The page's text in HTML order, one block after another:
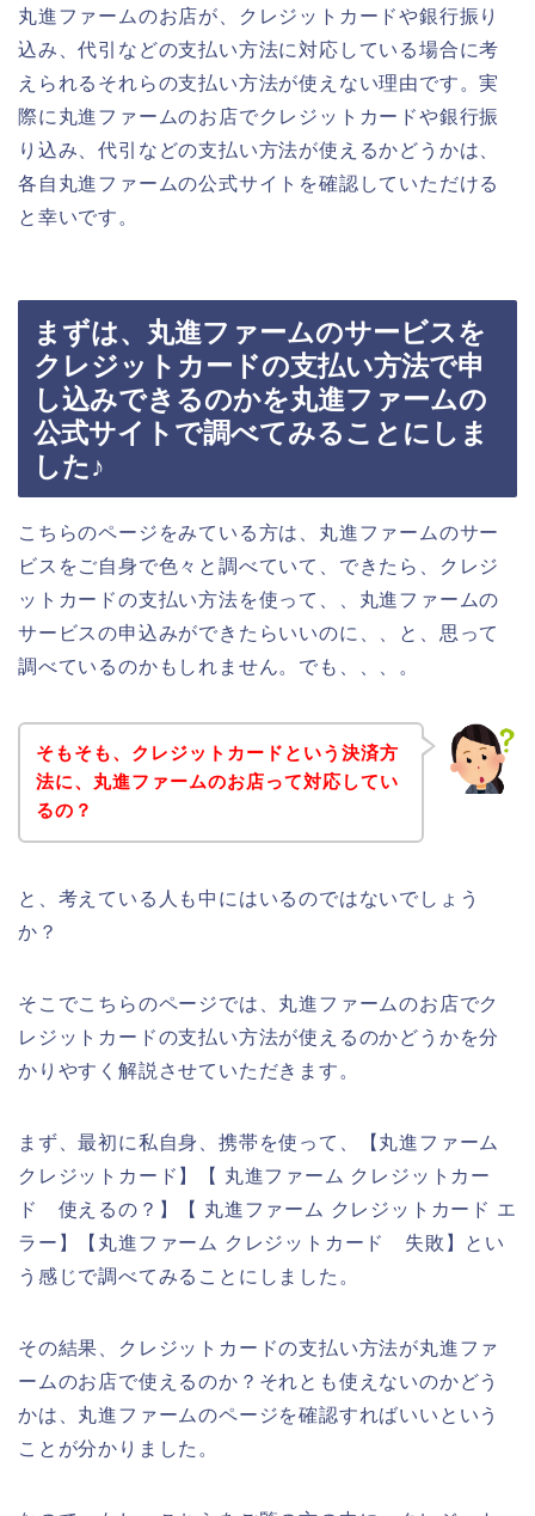
丸進ファームのお店が、クレジットカードや銀行振り
込み、代引などの支払い方法に対応している場合に考
えられるそれらの支払い方法が使えない理由です。実
際に丸進ファームのお店でクレジットカードや銀行振
り込み、代引などの支払い方法が使えるかどうかは、
各自丸進ファームの公式サイトを確認していただける
と幸いです。
まずは、丸進ファームのサービスを
クレジットカードの支払い方法で申
し込みできるのかを丸進ファームの
公式サイトで調べてみることにしま
した♪
こちらのページをみている方は、丸進ファームのサー
ビスをご自身で色々と調べていて、できたら、クレジ
ットカードの支払い方法を使って、、丸進ファームの
サービスの申込みができたらいいのに、、と、思って
調べているのかもしれません。でも、、、。
そもそも、クレジットカードという決済方
法に、丸進ファームのお店って対応してい
るの？
と、考えている人も中にはいるのではないでしょう
か？
そこでこちらのページでは、丸進ファームのお店でク
レジットカードの支払い方法が使えるのかどうかを分
かりやすく解説させていただきます。
まず、最初に私自身、携帯を使って、【丸進ファーム
クレジットカード】【 丸進ファーム クレジットカー
ド 使えるの？】【 丸進ファーム クレジットカード エ
ラー】【丸進ファーム クレジットカード 失敗】とい
う感じで調べてみることにしました。
その結果、クレジットカードの支払い方法が丸進ファ
ームのお店で使えるのか？それとも使えないのかどう
かは、丸進ファームのページを確認すればいいという
ことが分かりました。